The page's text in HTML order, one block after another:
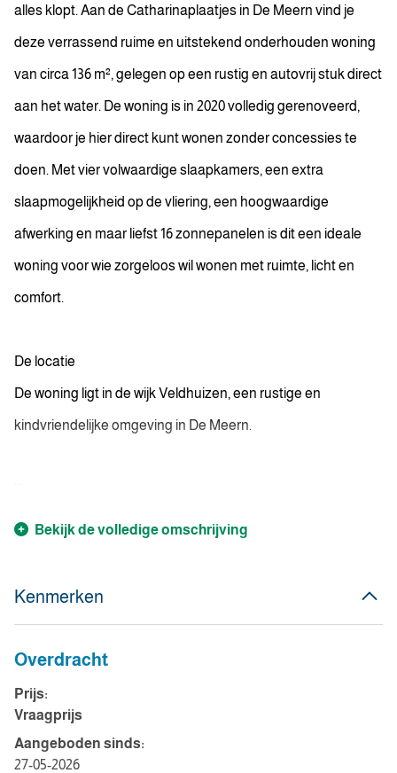
alles klopt. Aan de Catharinaplaatjes in De Meern vind je
deze verrassend ruime en uitstekend onderhouden woning
van circa 136 m², gelegen op een rustig en autovrij stuk direct
aan het water. De woning is in 2020 volledig gerenoveerd,
waardoor je hier direct kunt wonen zonder concessies te
doen. Met vier volwaardige slaapkamers, een extra
slaapmogelijkheid op de vliering, een hoogwaardige
afwerking en maar liefst 16 zonnepanelen is dit een ideale
woning voor wie zorgeloos wil wonen met ruimte, licht en
comfort.
De locatie
De woning ligt in de wijk Veldhuizen, een rustige en
kindvriendelijke omgeving in De Meern.
Bekijk de volledige omschrijving
Kenmerken
Overdracht
Prijs:
Vraagprijs
Aangeboden sinds:
27-05-2026